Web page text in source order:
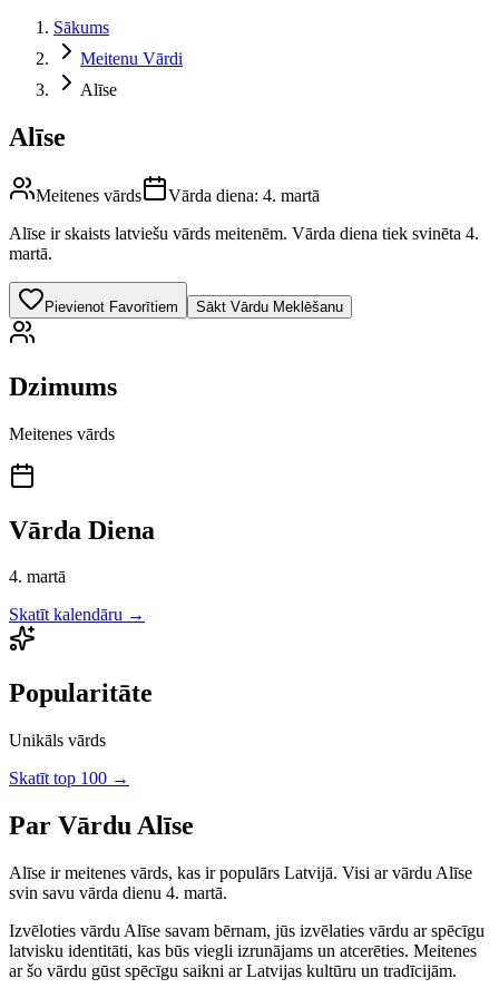
Sākums
Meitenu Vārdi
Alīse
Alīse
Meitenes vārds Vārda diena: 4. martā
Alīse ir skaists latviešu vārds meitenēm. Vārda diena tiek svinēta 4.
martā.
Pievienot Favorītiem Sākt Vārdu Meklēšanu
Dzimums
Meitenes vārds
Vārda Diena
4. martā
Skatīt kalendāru →
Popularitāte
Unikāls vārds
Skatīt top 100 →
Par Vārdu Alīse
Alīse irmeitenes vārds, kas ir populārs Latvijā. Visi ar vārdu Alīse
svin savu vārda dienu 4. martā.
Izvēloties vārdu Alīse savam bērnam, jūs izvēlaties vārdu ar spēcīgu
latvisku identitāti, kas būs viegli izrunājams un atcerēties. Meitenes
ar šo vārdu gūst spēcīgu saikni ar Latvijas kultūru un tradīcijām.